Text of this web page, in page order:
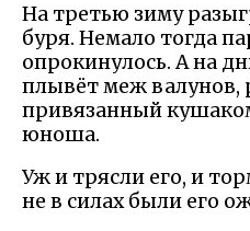
На третью зиму
буря. Немало тогда
опрокинулось. А на
плывёт меж валунов,
привязанный
юноша.
Уж и трясли его, и
не в силах были его